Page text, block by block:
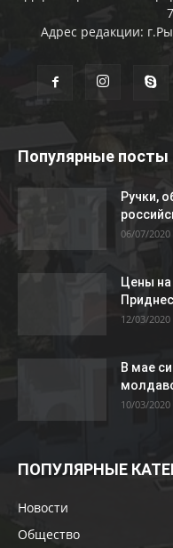
Адрес редакции:
Популярные посты
Ручки,
06/07/2020
Цены на
12/03/2020
В мае
10/03/2020
ПОПУЛЯРНЫЕ
Новости
Общество